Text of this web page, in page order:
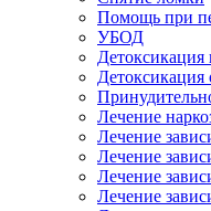
Помощь при
УБОД
Детоксикация
Детоксикация
Лечение
Лечение
Лечение
Лечение
Лечение